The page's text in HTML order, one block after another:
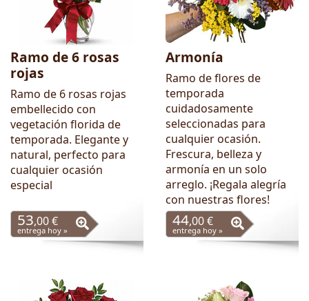
Ramo de 6 rosas
rojas
Ramo de 6 rosas rojas
embellecido con
vegetación florida de
temporada. Elegante y
natural, perfecto para
cualquier ocasión
especial
53,00 €
entrega hoy »
Armonía
Ramo de flores de
temporada
cuidadosamente
seleccionadas para
cualquier ocasión.
Frescura, belleza y
armonía en un solo
arreglo. ¡Regala alegría
con nuestras flores!
44,00 €
entrega hoy »